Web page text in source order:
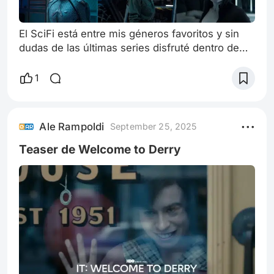
El SciFi está entre mis géneros favoritos y sin
dudas de las últimas series disfruté dentro de
temporadas y vale la pena recordar al final de la
Bezos concluya la serie Vale la pena recordar
The Expanse se situa en un conf
1
Ale Rampoldi September 25, 2025
Teaser de Welcome to Derry